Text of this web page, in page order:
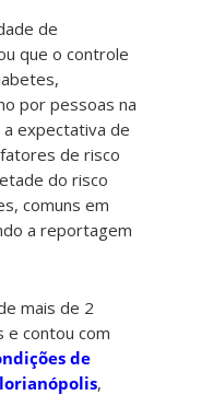
de
que o controle
por pessoas na
expectativa de
de risco
do risco
comuns em
a reportagem
mais de 2
e contou com
de
,